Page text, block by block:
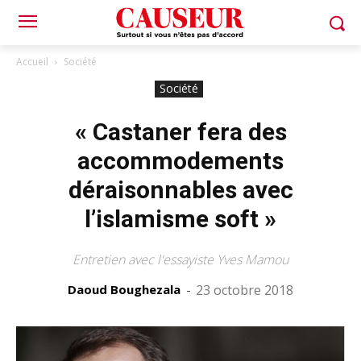
Accueil Société
Société
« Castaner fera des
accommodements
déraisonnables avec
l’islamisme soft »
Entretien avec l'essayiste Yves Mamou
Daoud Boughezala - 23 octobre 2018